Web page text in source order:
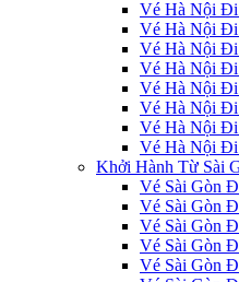
Vé Hà Nội
Vé Hà Nội
Vé Hà Nội
Vé Hà Nội Đi
Vé Hà Nội
Vé Hà Nội
Vé Hà Nội Đi
Vé Hà Nội
Khởi Hành Từ Sài
Vé Sài Gòn
Vé Sài Gòn
Vé Sài Gòn
Vé Sài Gòn
Vé Sài Gòn